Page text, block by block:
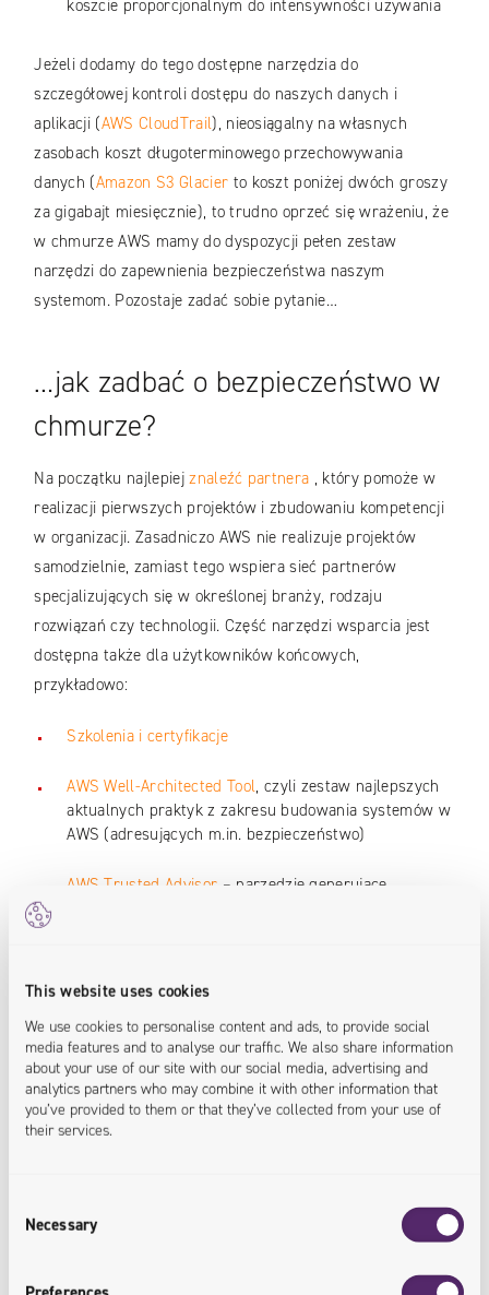
This website uses cookies
We use cookies to personalise content and ads, to provide social
media features and to analyse our traffic. We also share information
about your use of our site with our social media, advertising and
analytics partners who may combine it with other information that
you’ve provided to them or that they’ve collected from your use of
their services.
Selection
Necessary
koszcie proporcjonalnym do intensywności używania
Jeżeli dodamy do tego dostępne narzędzia do
szczegółowej kontroli dostępu do naszych danych i
aplikacji (AWS CloudTrail), nieosiągalny na własnych
zasobach koszt długoterminowego przechowywania
danych (Amazon S3 Glacier to koszt poniżej dwóch groszy
za gigabajt miesięcznie), to trudno oprzeć się wrażeniu, że
w chmurze AWS mamy do dyspozycji pełen zestaw
narzędzi do zapewnienia bezpieczeństwa naszym
systemom. Pozostaje zadać sobie pytanie…
…jak zadbać o bezpieczeństwo w
chmurze?
Na początku najlepiejznaleźć partnera , który pomoże w
realizacji pierwszych projektów i zbudowaniu kompetencji
w organizacji. Zasadniczo AWS nie realizuje projektów
samodzielnie, zamiast tego wspiera sieć partnerów
specjalizujących się w określonej branży, rodzaju
rozwiązań czy technologii. Część narzędzi wsparcia jest
dostępna także dla użytkowników końcowych,
przykładowo:
Szkolenia i certyfikacje
AWS Well-Architected Tool, czyli zestaw najlepszych
aktualnych praktyk z zakresu budowania systemów w
AWS (adresujących m.in. bezpieczeństwo)
AWS Trusted Advisor – narzędzie generujące
Podsumowanie
Osobiście nie mam wątpliwości, że obawy o
bezpieczeństwo danych czy systemów w chmurze
wynikają głównie z niskiej świadomości. Podchodząc do
zarazem widać, że ułatwia dostęp do narzędzi i praktyk
pozwalających na budowę systemów nie mniej